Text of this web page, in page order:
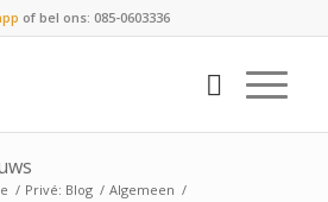
of bel ons: 085-0603336
/ Privé: Blog / Algemeen /